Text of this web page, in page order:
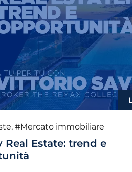
, #Mercato immobiliare
Real Estate: trend e